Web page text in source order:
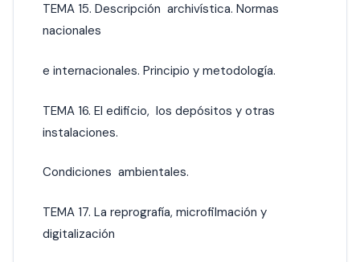
TEMA 15. Descripción archivística. Normas
nacionales
e internacionales. Principio y metodología.
TEMA 16. El edificio, los depósitos y otras
instalaciones.
Condiciones ambientales.
TEMA 17. La reprografía, microfilmación y
digitalización